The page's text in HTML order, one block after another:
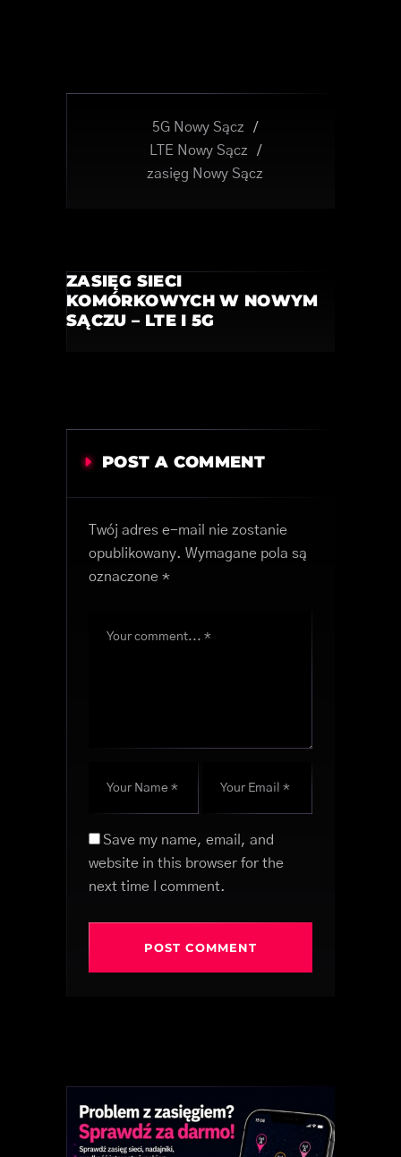
5G Nowy Sącz
/
LTE Nowy Sącz
/
zasięg Nowy Sącz
ZASIĘG SIECI
KOMÓRKOWYCH W NOWYM
SĄCZU – LTE I 5G
POST A COMMENT
Twój adres e-mail nie zostanie
opublikowany. Wymagane pola są
oznaczone *
Save my name, email, and
website in this browser for the
next time I comment.